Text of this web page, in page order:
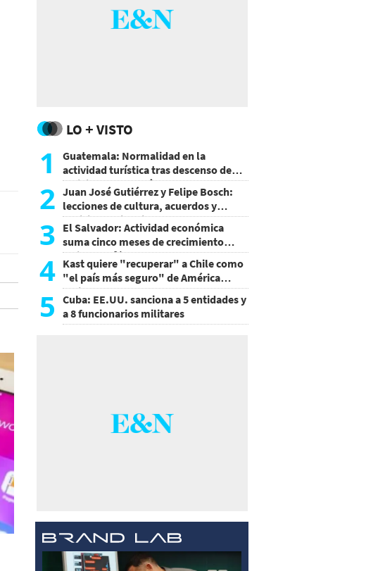
LO + VISTO
1
Guatemala: Normalidad en la
actividad turística tras descenso de
actividad del volcán de Fuego
2 Juan José Gutiérrez y Felipe Bosch:
lecciones de cultura, acuerdos y
decisiones sin miedo
3 El Salvador: Actividad económica
suma cinco meses de crecimiento
arriba de 4%
4 Kast quiere "recuperar" a Chile como
"el país más seguro" de América
Latina
5
Cuba: EE.UU. sanciona a 5 entidades y
a 8 funcionarios militares